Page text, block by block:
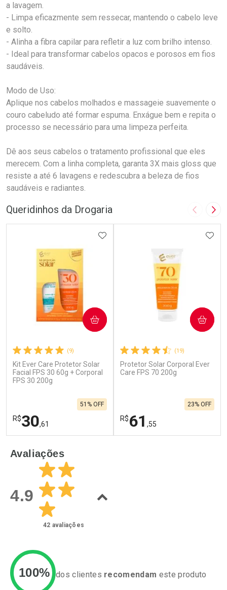
a lavagem.
- Limpa eficazmente sem ressecar, mantendo o cabelo leve
e solto.
- Alinha a fibra capilar para refletir a luz com brilho intenso.
- Ideal para transformar cabelos opacos e porosos em fios
saudáveis.
Modo de Uso:
Aplique nos cabelos molhados e massageie suavemente o
couro cabeludo até formar espuma. Enxágue bem e repita o
processo se necessário para uma limpeza perfeita.
Dê aos seus cabelos o tratamento profissional que eles
merecem. Com a linha completa, garanta 3X mais gloss que
resiste a até 6 lavagens e redescubra a beleza de fios
saudáveis e radiantes.
Queridinhos da Drogaria Imagem
(9)
Kit Ever Care Protetor Solar
Facial FPS 30 60g + Corporal
FPS 30 200g
R$30,61
51% OFF
ADICIONAR AOS FAVORITOS
COMPRAR
Laboratório
Por Menos
(19)
Protetor Solar Corporal Ever
Care FPS 70 200g
R$61 ,55
23% OFF
COMPRAR
Avaliações
4.9
42 avaliações
100% dos clientes recomendam este produto